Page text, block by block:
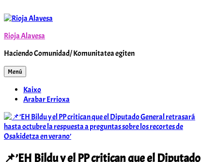
al
Rioja Alavesa
Haciendo Comunidad/ Komunitatea egiten
Menú
Kaixo
Arabar Errioxa
📌’EH Bildu y el PP critican que el Diputado